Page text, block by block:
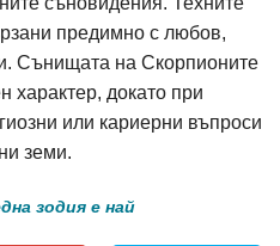
предимно с любов,
Сънищата на Скорпионите
характер, докато при
или кариерни въпроси
земи.
зодия е най